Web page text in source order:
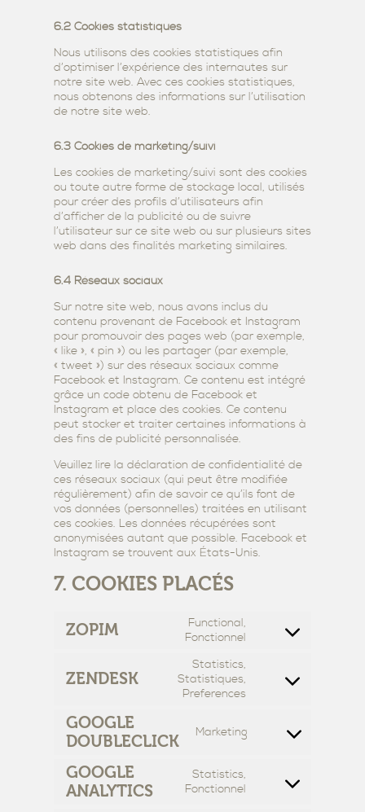
6.2 Cookies statistiques
Nous utilisons des cookies statistiques afin
d’optimiser l’expérience des internautes sur
notre site web. Avec ces cookies statistiques,
nous obtenons des informations sur l’utilisation
de notre site web.
6.3 Cookies de marketing/suivi
Les cookies de marketing/suivi sont des cookies
ou toute autre forme de stockage local, utilisés
pour créer des profils d’utilisateurs afin
d’afficher de la publicité ou de suivre
l’utilisateur sur ce site web ou sur plusieurs sites
web dans des finalités marketing similaires.
6.4 Réseaux sociaux
Sur notre site web, nous avons inclus du
contenu provenant de Facebook et Instagram
pour promouvoir des pages web (par exemple,
« like », « pin ») ou les partager (par exemple,
« tweet ») sur des réseaux sociaux comme
Facebook et Instagram. Ce contenu est intégré
grâce un code obtenu de Facebook et
Instagram et place des cookies. Ce contenu
peut stocker et traiter certaines informations à
des fins de publicité personnalisée.
Veuillez lire la déclaration de confidentialité de
ces réseaux sociaux (qui peut être modifiée
régulièrement) afin de savoir ce qu’ils font de
vos données (personnelles) traitées en utilisant
ces cookies. Les données récupérées sont
anonymisées autant que possible. Facebook et
Instagram se trouvent aux États-Unis.
7. COOKIES PLACÉS
ZOPIM
Functional,
Fonctionnel
Consent
zopim
ZENDESK
Statistics,
Statistiques,
Preferences
Consent
zendesk
GOOGLE
DOUBLECLICK
Marketing
Consent
google-
GOOGLE
ANALYTICS
Statistics,
Fonctionnel
Consent